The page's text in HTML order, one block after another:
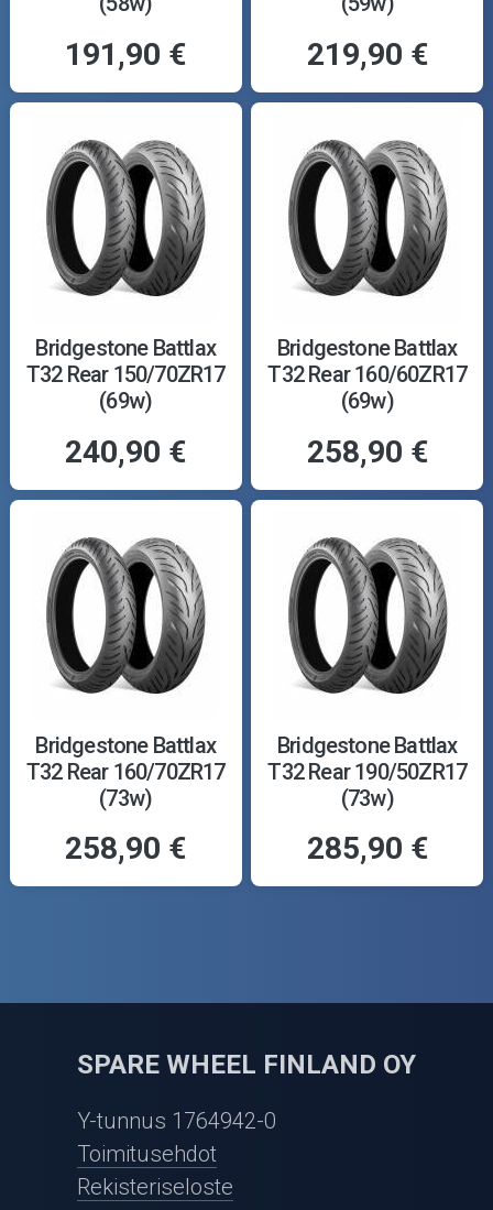
191,90 € 219,90 €
Bridgestone Battlax
T32 Rear 150/70ZR17
(69w)
240,90 €
Bridgestone Battlax
T32 Rear 160/60ZR17
(69w)
258,90 €
Bridgestone Battlax
T32 Rear 160/70ZR17
(73w)
258,90 €
Bridgestone Battlax
T32 Rear 190/50ZR17
(73w)
285,90 €
SPARE WHEEL FINLAND OY
Y-tunnus 1764942-0
Toimitusehdot
Rekisteriseloste